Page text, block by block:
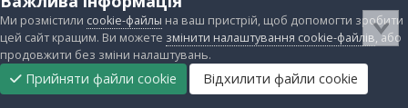
Ми розмістили cookie-файлы на ваш пристрій, щоб допомогти зробити
цей сайт кращим. Ви можете змінити налаштування cookie-файлів, або
продовжити без зміни налаштувань.
Прийняти файли cookie Відхилити файли cookie
Головна
Підтримати
нас
Прибрати
рекламу
Завантаження Непрочитані Реєстрація